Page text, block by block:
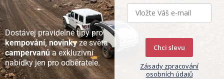
Dostávej pravidelné tipy pro
kempování, novinkyze světa
campervanůa exkluzivní
nabídky jen pro odběratele.
Chci slevu
Zásady zpracování
osobních údajů